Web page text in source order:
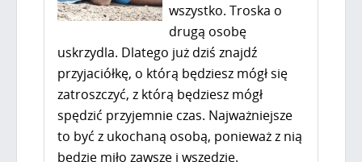
wszystko. Troska o
drugą osobę
uskrzydla. Dlatego już dziś znajdź
przyjaciółkę, o którą będziesz mógł się
zatroszczyć, z którą będziesz mógł
spędzić przyjemnie czas. Najważniejsze
to być z ukochaną osobą, ponieważ z nią
będzie miło zawsze i wszędzie.